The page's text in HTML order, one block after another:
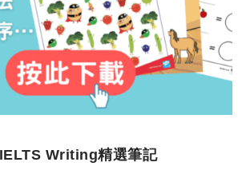
Writing精選筆記